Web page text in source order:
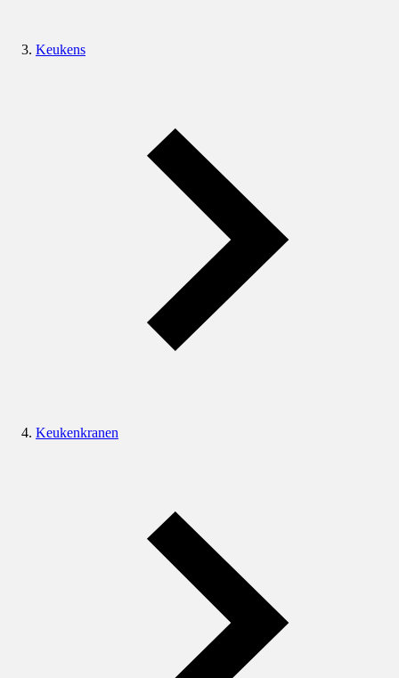
Keukens
Keukenkranen